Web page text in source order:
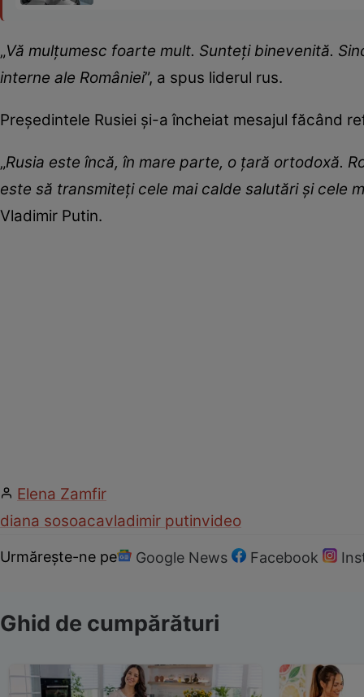
„Vă mulțumesc foarte mult. Sunteți binevenită.
interne ale României”, a spus liderul rus.
Președintele Rusiei și-a încheiat mesajul făcând
„Rusia este încă, în mare parte, o țară ortodoxă.
este să transmiteți cele mai calde salutări și cele
Vladimir Putin.
Elena Zamfir
diana sosoacavladimir putinvideo
Urmărește-ne pe Google News Facebook
Ghid de cumpărături